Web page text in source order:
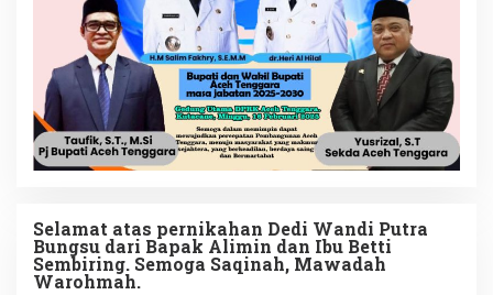
Selamat atas pernikahan Dedi Wandi Putra
Bungsu dari Bapak Alimin dan Ibu Betti
Sembiring. Semoga Saqinah, Mawadah
Warohmah.